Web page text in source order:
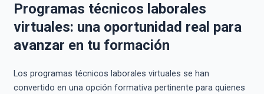
Programas técnicos laborales
virtuales: una oportunidad real para
avanzar en tu formación
Los programas técnicos laborales virtuales se han
convertido en una opción formativa pertinente para quienes